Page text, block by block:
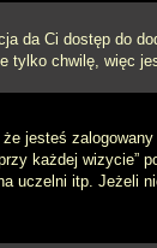
da Ci dostęp do
tylko chwilę, więc
jesteś
każdej wizycie”
uczelni itp. Jeżeli